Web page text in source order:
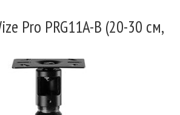
Pro PRG11A-B (20-30 см,